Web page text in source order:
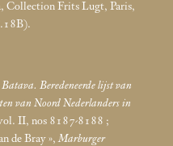
Collection Frits Lugt, Paris,
Beredeneerde lijst van
van Noord Nederlanders in
II, nos 8187-8188 ;
de Bray», Marburger